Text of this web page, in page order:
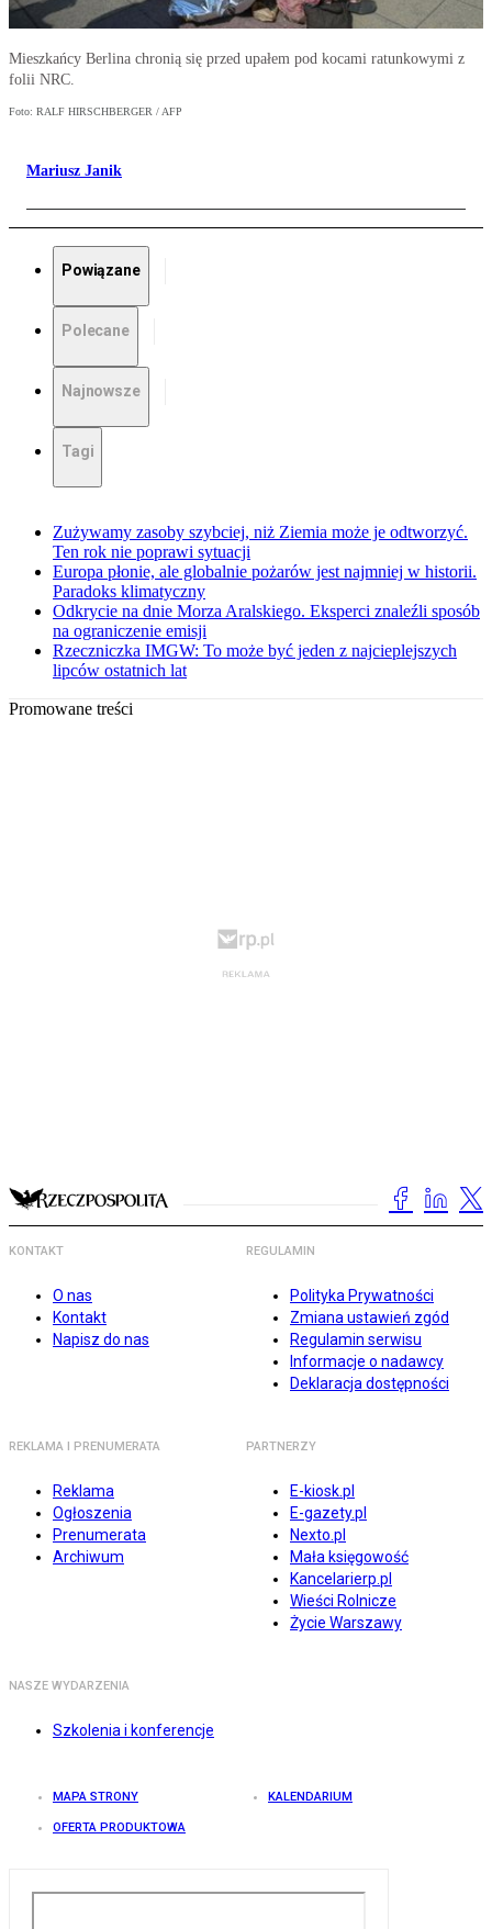
Mieszkańcy Berlina chronią się przed upałem pod kocami ratunkowymi z
folii NRC.
Foto: RALF HIRSCHBERGER / AFP
Mariusz Janik
Powiązane
Polecane
Najnowsze
Tagi
Zużywamy zasoby szybciej, niż Ziemia może je odtworzyć.
Ten rok nie poprawi sytuacji
Europa płonie, ale globalnie pożarów jest najmniej w historii.
Paradoks klimatyczny
Odkrycie na dnie Morza Aralskiego. Eksperci znaleźli sposób
na ograniczenie emisji
Rzeczniczka IMGW: To może być jeden z najcieplejszych
lipców ostatnich lat
Promowane treści
KONTAKT
O nas
Kontakt
Napisz do nas
REGULAMIN
Polityka Prywatności
Zmiana ustawień zgód
Regulamin serwisu
Informacje o nadawcy
Deklaracja dostępności
REKLAMA I PRENUMERATA
Reklama
Ogłoszenia
Prenumerata
Archiwum
PARTNERZY
E-kiosk.pl
E-gazety.pl
Nexto.pl
Mała księgowość
Kancelarierp.pl
Wieści Rolnicze
Życie Warszawy
NASZE WYDARZENIA
Szkolenia i konferencje
MAPA STRONY KALENDARIUM
OFERTA PRODUKTOWA